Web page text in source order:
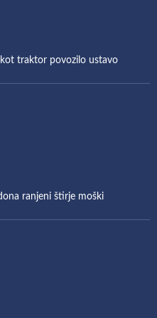
traktor povozilo ustavo
ranjeni štirje moški